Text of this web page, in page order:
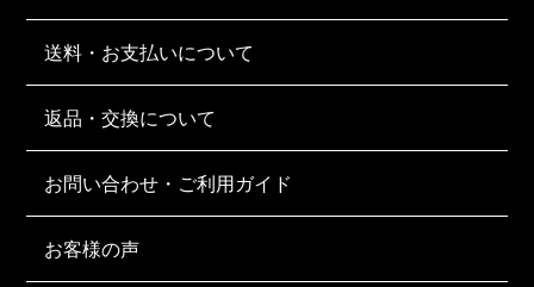
送料・お支払いについて
返品・交換について
お問い合わせ・ご利用ガイド
お客様の声